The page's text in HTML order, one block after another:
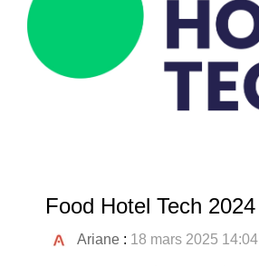
Food Hotel Tech 2024
Ariane : 18 mars 2025